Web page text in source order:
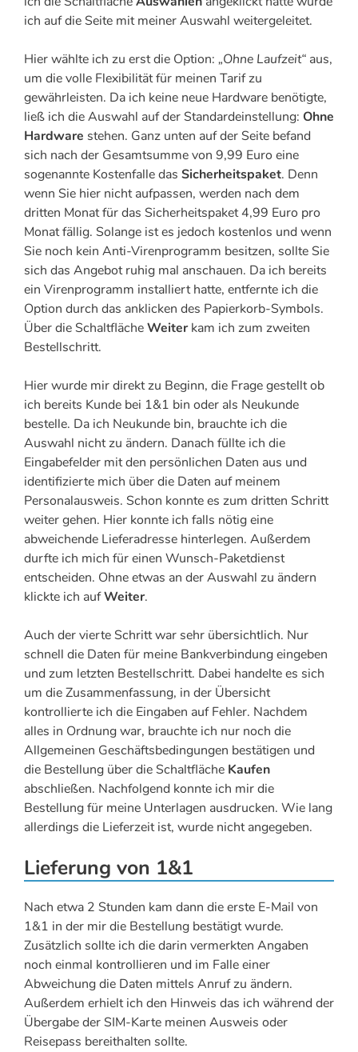
ich auf die Seite mit meiner Auswahl weitergeleitet.
Hier wählte ich zu erst die Option: „Ohne Laufzeit“ aus,
um die volle Flexibilität für meinen Tarif zu
gewährleisten. Da ich keine neue Hardware benötigte,
ließ ich die Auswahl auf der Standardeinstellung: Ohne
Hardware stehen. Ganz unten auf der Seite befand
sich nach der Gesamtsumme von 9,99 Euro eine
sogenannte Kostenfalle das Sicherheitspaket. Denn
wenn Sie hier nicht aufpassen, werden nach dem
dritten Monat für das Sicherheitspaket 4,99 Euro pro
Monat fällig. Solange ist es jedoch kostenlos und wenn
Sie noch kein Anti-Virenprogramm besitzen, sollte Sie
sich das Angebot ruhig mal anschauen. Da ich bereits
ein Virenprogramm installiert hatte, entfernte ich die
Option durch das anklicken des Papierkorb-Symbols.
Über die SchaltflächeWeiterkam ich zum zweiten
Bestellschritt.
Hier wurde mir direkt zu Beginn, die Frage gestellt ob
ich bereits Kunde bei 1&1 bin oder als Neukunde
bestelle. Da ich Neukunde bin, brauchte ich die
Auswahl nicht zu ändern. Danach füllte ich die
Eingabefelder mit den persönlichen Daten aus und
identifizierte mich über die Daten auf meinem
Personalausweis. Schon konnte es zum dritten Schritt
weiter gehen. Hier konnte ich falls nötig eine
abweichende Lieferadresse hinterlegen. Außerdem
durfte ich mich für einen Wunsch-Paketdienst
entscheiden. Ohne etwas an der Auswahl zu ändern
klickte ich aufWeiter.
Auch der vierte Schritt war sehr übersichtlich. Nur
schnell die Daten für meine Bankverbindung eingeben
und zum letzten Bestellschritt. Dabei handelte es sich
um die Zusammenfassung, in der Übersicht
kontrollierte ich die Eingaben auf Fehler. Nachdem
alles in Ordnung war, brauchte ich nur noch die
Allgemeinen Geschäftsbedingungen bestätigen und
die Bestellung über die Schaltfläche Kaufen
abschließen. Nachfolgend konnte ich mir die
Bestellung für meine Unterlagen ausdrucken. Wie lang
allerdings die Lieferzeit ist, wurde nicht angegeben.
Lieferung von 1&1
Nach etwa 2 Stunden kam dann die erste E-Mail von
1&1 in der mir die Bestellung bestätigt wurde.
Zusätzlich sollte ich die darin vermerkten Angaben
noch einmal kontrollieren und im Falle einer
Abweichung die Daten mittels Anruf zu ändern.
Außerdem erhielt ich den Hinweis das ich während der
Übergabe der SIM-Karte meinen Ausweis oder
Reisepass bereithalten sollte.